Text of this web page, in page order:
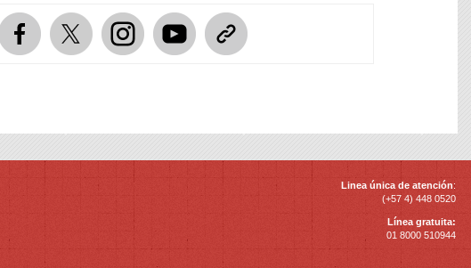
Linea única de atención:
(+57 4) 448 0520
Línea gratuita:
01 8000 510944